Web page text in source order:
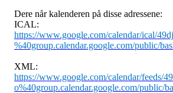
Dere når kalenderen på disse adressene:
ICAL:
https://www.google.com/calendar/ical/
%40group.calendar.google.com/public/
XML:
https://www.google.com/calendar/feeds/
o%40group.calendar.google.com/public/